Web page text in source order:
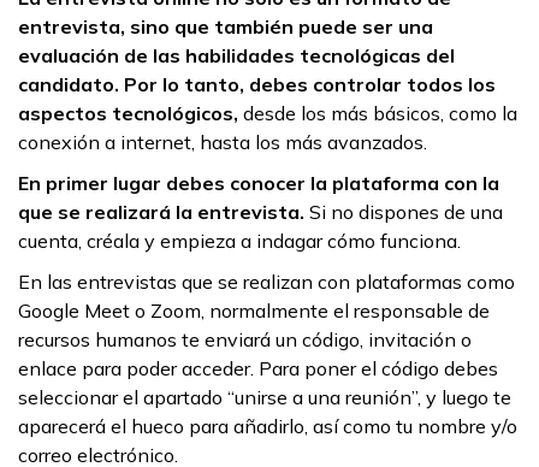
entrevista, sino que también puede ser una
evaluación de las habilidades tecnológicas del
candidato. Por lo tanto, debes controlar todos los
aspectos tecnológicos, desde los más básicos, como la
conexión a internet, hasta los más avanzados.
En primer lugar debes conocer la plataforma con la
que se realizará la entrevista. Si no dispones de una
cuenta, créala y empieza a indagar cómo funciona.
En las entrevistas que se realizan con plataformas como
Google Meet o Zoom, normalmente el responsable de
recursos humanos te enviará un código, invitación o
enlace para poder acceder. Para poner el código debes
seleccionar el apartado “unirse a una reunión”, y luego te
aparecerá el hueco para añadirlo, así como tu nombre y/o
correo electrónico.